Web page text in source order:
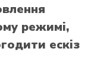
режимі,
ескіз